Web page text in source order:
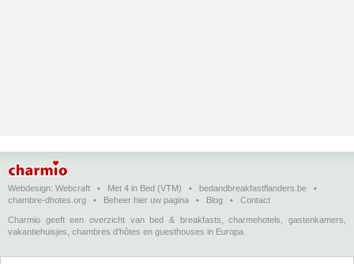
Webdesign: Webcraft • Met 4 in Bed (VTM) • bedandbreakfastflanders.be •
chambre-dhotes.org • Beheer hier uw pagina • Blog • Contact
Charmio geeft een overzicht van bed & breakfasts, charmehotels, gastenkamers,
vakantiehuisjes, chambres d'hôtes en guesthouses in Europa.
Bed & breakfasts, charmehotels en vakantiehuizen (in het Nederlands)•Chambres